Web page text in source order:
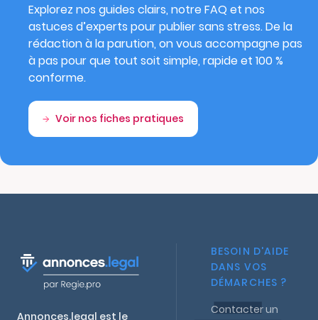
Explorez nos guides clairs, notre FAQ et nos
astuces d’experts pour publier sans stress. De la
rédaction à la parution, on vous accompagne pas
à pas pour que tout soit simple, rapide et 100 %
conforme.
Voir nos fiches pratiques
Annonces.legal est le
BESOIN D'AIDE
DANS VOS
DÉMARCHES ?
Contacter un